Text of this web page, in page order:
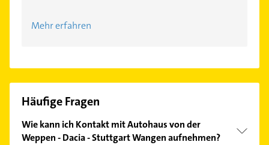
Mehr erfahren
Häufige Fragen
Wie kann ich Kontakt mit Autohaus von der
Weppen - Dacia - Stuttgart Wangen aufnehmen?